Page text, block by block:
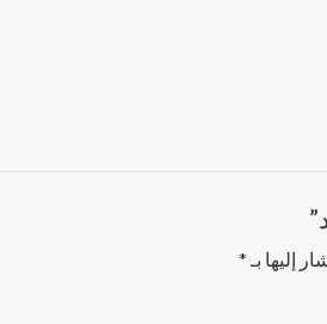
إليها بـ *